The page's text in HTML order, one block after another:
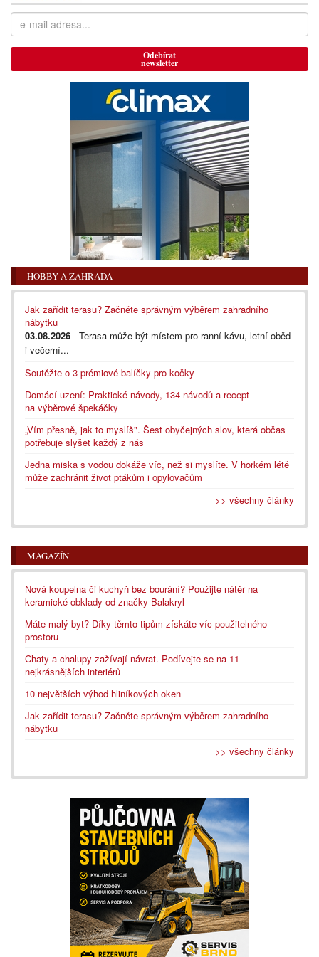
Odebírat
newsletter
HOBBY A ZAHRADA
Jak zařídit terasu? Začněte správným výběrem zahradního
nábytku
03.08.2026 - Terasa může být místem pro ranní kávu, letní oběd
i večerní...
Soutěžte o 3 prémiové balíčky pro kočky
Domácí uzení: Praktické návody, 134 návodů a recept
na výběrové špekáčky
„Vím přesně, jak to myslíš". Šest obyčejných slov, která občas
potřebuje slyšet každý z nás
Jedna miska s vodou dokáže víc, než si myslíte. V horkém létě
může zachránit život ptákům i opylovačům
>> všechny články
MAGAZÍN
Nová koupelna či kuchyň bez bourání? Použijte nátěr na
keramické obklady od značky Balakryl
Máte malý byt? Díky těmto tipům získáte víc použitelného
prostoru
Chaty a chalupy zažívají návrat. Podívejte se na 11
nejkrásnějších interiérů
10 největších výhod hliníkových oken
Jak zařídit terasu? Začněte správným výběrem zahradního
nábytku
>> všechny články